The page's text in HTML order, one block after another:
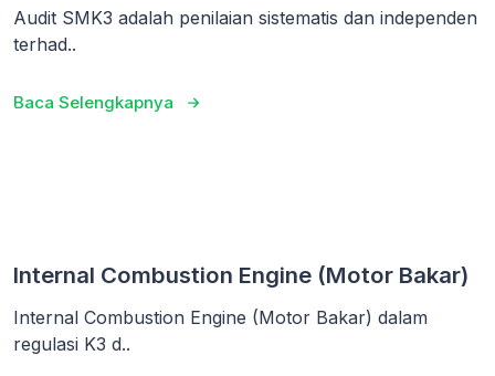
Audit SMK3 adalah penilaian sistematis dan independen
terhad..
Baca Selengkapnya
Internal Combustion Engine (Motor Bakar)
Internal Combustion Engine (Motor Bakar) dalam
regulasi K3 d..